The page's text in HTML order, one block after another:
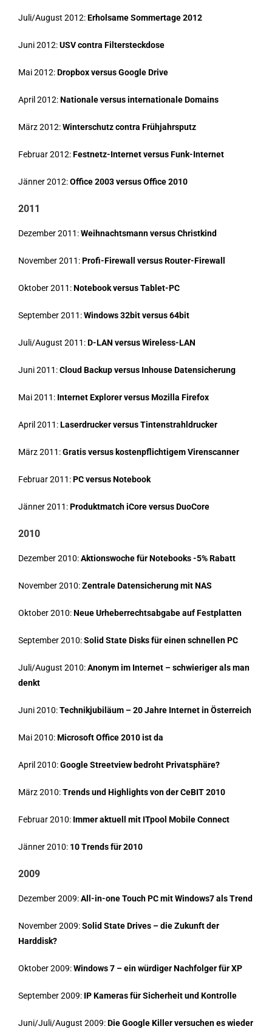
Juli/August 2012:Erholsame Sommertage 2012
Juni 2012:USV contra Filtersteckdose
Mai 2012:Dropbox versus Google Drive
April 2012:Nationale versus internationale Domains
März 2012:Winterschutz contra Frühjahrsputz
Februar 2012:Festnetz-Internet versus Funk-Internet
Jänner 2012:Office 2003 versus Office 2010
2011
Dezember 2011:Weihnachtsmann versus Christkind
November 2011:Profi-Firewall versus Router-Firewall
Oktober 2011:Notebook versus Tablet-PC
September 2011:Windows 32bit versus 64bit
Juli/August 2011:D-LAN versus Wireless-LAN
Juni 2011:Cloud Backup versus Inhouse Datensicherung
Mai 2011: Internet Explorer versus Mozilla Firefox
April 2011:Laserdrucker versus Tintenstrahldrucker
März 2011:Gratis versus kostenpflichtigem Virenscanner
Februar 2011:PC versus Notebook
Jänner 2011:Produktmatch iCore versus DuoCore
2010
Dezember 2010:Aktionswoche für Notebooks -5% Rabatt
November 2010:Zentrale Datensicherung mit NAS
Oktober 2010:Neue Urheberrechtsabgabe auf Festplatten
September 2010:Solid State Disks für einen schnellen PC
Juli/August 2010:Anonym im Internet – schwieriger als man
denkt
Juni 2010:Technikjubiläum – 20 Jahre Internet in Österreich
Mai 2010:Microsoft Office 2010 ist da
April 2010:Google Streetview bedroht Privatsphäre?
März 2010:Trends und Highlights von der CeBIT 2010
Februar 2010: Immer aktuell mit ITpool Mobile Connect
Jänner 2010: 10 Trends für 2010
2009
Dezember 2009:All-in-one Touch PC mit Windows7 als Trend
November 2009:Solid State Drives – die Zukunft der
Harddisk?
Oktober 2009:Windows 7 – ein würdiger Nachfolger für XP
September 2009: IP Kameras für Sicherheit und Kontrolle
Juni/Juli/August 2009:Die Google Killer versuchen es wieder